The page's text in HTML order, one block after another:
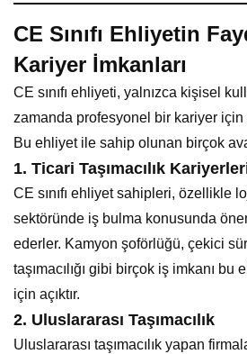
CE Sınıfı Ehliyetin
Kariyer İmkanları
CE sınıfı ehliyeti, yalnızca kişisel
zamanda profesyonel bir kariyer
Bu ehliyet ile sahip olunan birçok
1. Ticari Taşımacılık
CE sınıfı ehliyet sahipleri, özellikle
sektöründe iş bulma konusunda
ederler. Kamyon şoförlüğü, çekici
taşımacılığı gibi birçok iş imkanı
için açıktır.
2. Uluslararası Taşımacılık
Uluslararası taşımacılık yapan